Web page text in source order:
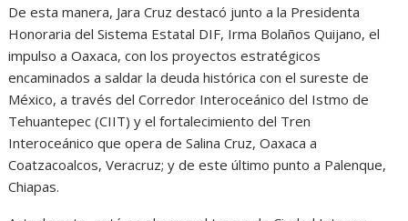
De esta manera, Jara Cruz destacó junto a la Presidenta
Honoraria del Sistema Estatal DIF, Irma Bolaños Quijano, el
impulso a Oaxaca, con los proyectos estratégicos
encaminados a saldar la deuda histórica con el sureste de
México, a través del Corredor Interoceánico del Istmo de
Tehuantepec (CIIT) y el fortalecimiento del Tren
Interoceánico que opera de Salina Cruz, Oaxaca a
Coatzacoalcos, Veracruz; y de este último punto a Palenque,
Chiapas.